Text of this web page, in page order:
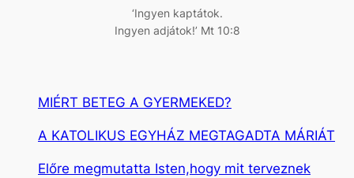
‘Ingyen kaptátok.
Ingyen adjátok!’ Mt 10:8
MIÉRT BETEG A GYERMEKED?
A KATOLIKUS EGYHÁZ MEGTAGADTA MÁRIÁT
Előre megmutatta Isten,hogy mit terveznek